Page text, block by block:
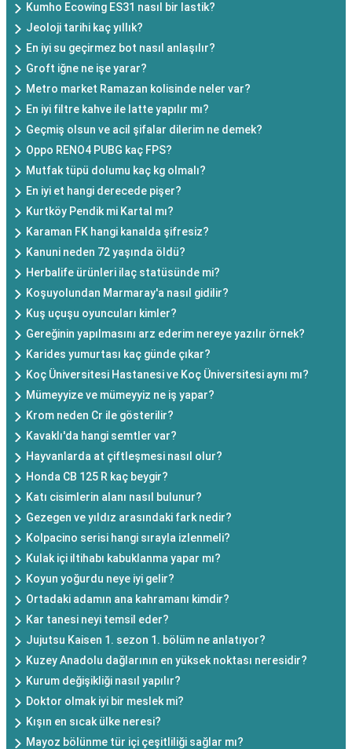
Kumho Ecowing ES31 nasıl bir lastik?
Jeoloji tarihi kaç yıllık?
En iyi su geçirmez bot nasıl anlaşılır?
Groft iğne ne işe yarar?
Metro market Ramazan kolisinde neler var?
En iyi filtre kahve ile latte yapılır mı?
Geçmiş olsun ve acil şifalar dilerim ne demek?
Oppo RENO4 PUBG kaç FPS?
Mutfak tüpü dolumu kaç kg olmalı?
En iyi et hangi derecede pişer?
Kurtköy Pendik mi Kartal mı?
Karaman FK hangi kanalda şifresiz?
Kanuni neden 72 yaşında öldü?
Herbalife ürünleri ilaç statüsünde mi?
Koşuyolundan Marmaray'a nasıl gidilir?
Kuş uçuşu oyuncuları kimler?
Gereğinin yapılmasını arz ederim nereye yazılır örnek?
Karides yumurtası kaç günde çıkar?
Koç Üniversitesi Hastanesi ve Koç Üniversitesi aynı mı?
Mümeyyize ve mümeyyiz ne iş yapar?
Krom neden Cr ile gösterilir?
Kavaklı'da hangi semtler var?
Hayvanlarda at çiftleşmesi nasıl olur?
Honda CB 125 R kaç beygir?
Katı cisimlerin alanı nasıl bulunur?
Gezegen ve yıldız arasındaki fark nedir?
Kolpacino serisi hangi sırayla izlenmeli?
Kulak içi iltihabı kabuklanma yapar mı?
Koyun yoğurdu neye iyi gelir?
Ortadaki adamın ana kahramanı kimdir?
Kar tanesi neyi temsil eder?
Jujutsu Kaisen 1. sezon 1. bölüm ne anlatıyor?
Kuzey Anadolu dağlarının en yüksek noktası neresidir?
Kurum değişikliği nasıl yapılır?
Doktor olmak iyi bir meslek mi?
Kışın en sıcak ülke neresi?
Mayoz bölünme tür içi çeşitliliği sağlar mı?